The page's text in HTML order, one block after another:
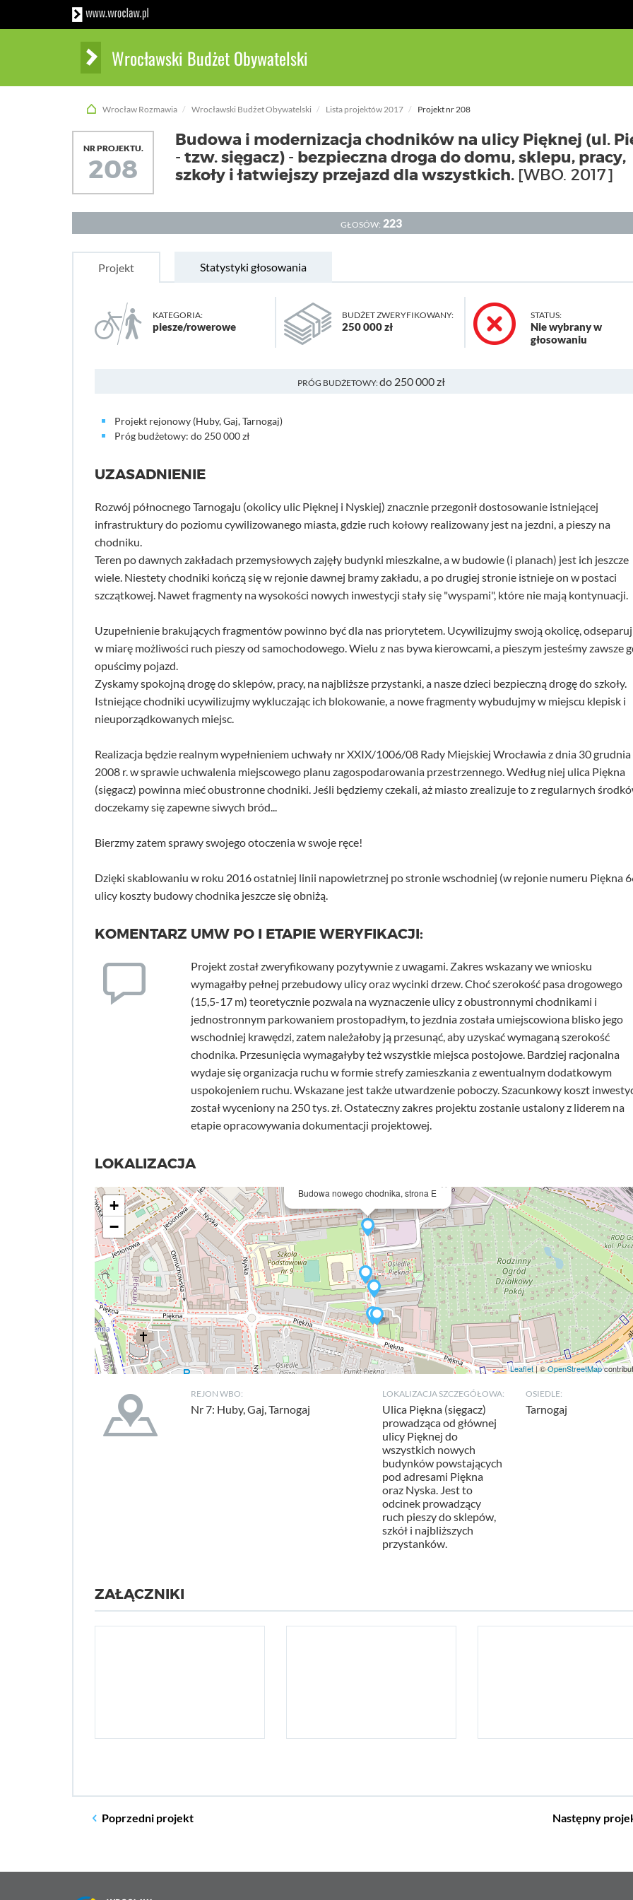
Wrocławski Budżet Obywatelski
Wrocław Rozmawia Wrocławski Budżet Obywatelski Lista projektów 2017 Projekt nr 208
NR PROJEKTU.
208
Budowa i modernizacja chodników na ulicy Pięknej (ul.
- tzw. sięgacz) - bezpieczna droga do domu, sklepu, pracy,
szkoły i łatwiejszy przejazd dla wszystkich. [WBO. 2017]
GŁOSÓW: 223
Projekt Statystyki głosowania
KATEGORIA:
piesze/rowerowe
BUDŻET ZWERYFIKOWANY:
250 000 zł
STATUS:
Nie wybrany w
głosowaniu
PRÓG BUDŻETOWY:do 250 000 zł
Projekt rejonowy (Huby, Gaj, Tarnogaj)
Próg budżetowy: do 250 000 zł
UZASADNIENIE
Rozwój północnego Tarnogaju (okolicy ulic Pięknej i Nyskiej) znacznie przegonił dostosowanie istniejącej
infrastruktury do poziomu cywilizowanego miasta, gdzie ruch kołowy realizowany jest na jezdni, a pieszy na
chodniku.
Teren po dawnych zakładach przemysłowych zajęły budynki mieszkalne, a w budowie (i planach) jest ich jeszcze
wiele. Niestety chodniki kończą się w rejonie dawnej bramy zakładu, a po drugiej stronie istnieje on w postaci
szczątkowej. Nawet fragmenty na wysokości nowych inwestycji stały się "wyspami", które nie mają kontynuacji.
Uzupełnienie brakujących fragmentów powinno być dla nas priorytetem. Ucywilizujmy swoją okolicę,
w miarę możliwości ruch pieszy od samochodowego. Wielu z nas bywa kierowcami, a pieszym jesteśmy zawsze
opuścimy pojazd.
Zyskamy spokojną drogę do sklepów, pracy, na najbliższe przystanki, a nasze dzieci bezpieczną drogę do szkoły.
Istniejące chodniki ucywilizujmy wykluczając ich blokowanie, a nowe fragmenty wybudujmy w miejscu klepisk i
nieuporządkowanych miejsc.
Realizacja będzie realnym wypełnieniem uchwały nr XXIX/1006/08 Rady Miejskiej Wrocławia z dnia 30 grudnia
2008 r. w sprawie uchwalenia miejscowego planu zagospodarowania przestrzennego. Według niej ulica Piękna
(sięgacz) powinna mieć obustronne chodniki. Jeśli będziemy czekali, aż miasto zrealizuje to z regularnych
doczekamy się zapewne siwych bród...
Bierzmy zatem sprawy swojego otoczenia w swoje ręce!
Dzięki skablowaniu w roku 2016 ostatniej linii napowietrznej po stronie wschodniej (w rejonie numeru Piękna
ulicy koszty budowy chodnika jeszcze się obniżą.
KOMENTARZ UMW PO I ETAPIE WERYFIKACJI:
Projekt został zweryfikowany pozytywnie z uwagami. Zakres wskazany we wniosku
wymagałby pełnej przebudowy ulicy oraz wycinki drzew. Choć szerokość pasa drogowego
(15,5-17 m) teoretycznie pozwala na wyznaczenie ulicy z obustronnymi chodnikami i
jednostronnym parkowaniem prostopadłym, to jezdnia została umiejscowiona blisko jego
wschodniej krawędzi, zatem należałoby ją przesunąć, aby uzyskać wymaganą szerokość
chodnika. Przesunięcia wymagałyby też wszystkie miejsca postojowe. Bardziej racjonalna
wydaje się organizacja ruchu w formie strefy zamieszkania z ewentualnym dodatkowym
uspokojeniem ruchu. Wskazane jest także utwardzenie poboczy. Szacunkowy koszt
został wyceniony na 250 tys. zł. Ostateczny zakres projektu zostanie ustalony z liderem na
etapie opracowywania dokumentacji projektowej.
LOKALIZACJA
Budowa nowego chodnika, strona E
×
+
−
Leaflet| ©OpenStreetMap
REJON WBO:
Nr 7: Huby, Gaj, Tarnogaj
LOKALIZACJA SZCZEGÓŁOWA:
Ulica Piękna (sięgacz)
prowadząca od głównej
ulicy Pięknej do
wszystkich nowych
budynków powstających
pod adresami Piękna
oraz Nyska. Jest to
odcinek prowadzący
ruch pieszy do sklepów,
szkół i najbliższych
przystanków.
OSIEDLE:
Tarnogaj
ZAŁĄCZNIKI
Poprzedni projekt Następny